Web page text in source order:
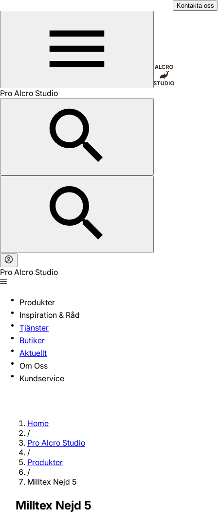
Kontakta oss
Pro Alcro Studio
Pro Alcro Studio
Produkter
Inspiration & Råd
Tjänster
Butiker
Aktuellt
Om Oss
Kundservice
Home
/
Pro Alcro Studio
/
Produkter
/
Milltex Nejd 5
Milltex Nejd 5